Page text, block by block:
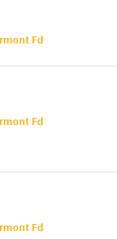
Fd
Fd
Fd